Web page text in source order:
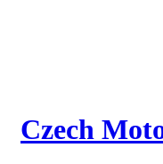
Czech